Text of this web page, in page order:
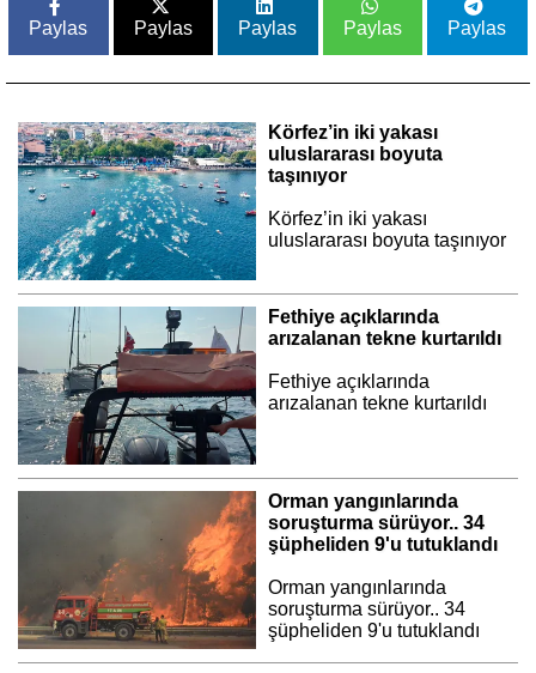
Paylas Paylas Paylas Paylas Paylas
Körfez’in iki yakası
uluslararası boyuta
taşınıyor
Körfez’in iki yakası
uluslararası boyuta taşınıyor
Fethiye açıklarında
arızalanan tekne kurtarıldı
Fethiye açıklarında
arızalanan tekne kurtarıldı
Orman yangınlarında
soruşturma sürüyor.. 34
şüpheliden 9'u tutuklandı
Orman yangınlarında
soruşturma sürüyor.. 34
şüpheliden 9'u tutuklandı